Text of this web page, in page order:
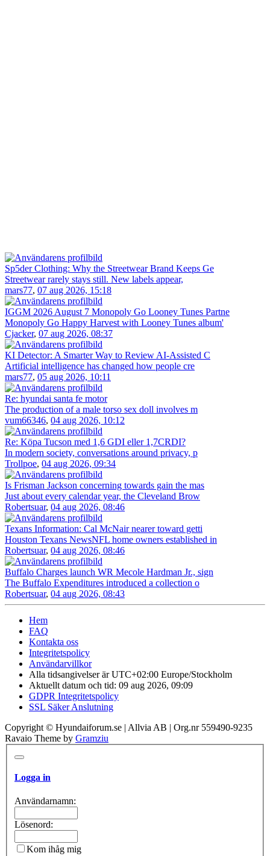
Sp5der Clothing: Why the Streetwear Brand Keeps Ge
Streetwear rarely stays still. New labels appear,
mars77, 07 aug 2026, 15:18
IGGM 2026 August 7 Monopoly Go Looney Tunes Partne
Monopoly Go Happy Harvest with Looney Tunes album'
Cjacker, 07 aug 2026, 08:37
KI Detector: A Smarter Way to Review AI-Assisted C
Artificial intelligence has changed how people cre
mars77, 05 aug 2026, 10:11
Re: hyundai santa fe motor
The production of a male torso sex doll involves m
vum66346, 04 aug 2026, 10:12
Re: Köpa Tucson med 1,6 GDI eller 1,7CRDI?
In modern society, conversations around privacy, p
Trollpoe, 04 aug 2026, 09:34
Is Frisman Jackson concerning towards gain the mas
Just about every calendar year, the Cleveland Brow
Robertsuar, 04 aug 2026, 08:46
Texans Information: Cal McNair nearer toward getti
Houston Texans NewsNFL home owners established in
Robertsuar, 04 aug 2026, 08:46
Buffalo Charges launch WR Mecole Hardman Jr., sign
The Buffalo Expenditures introduced a collection o
Robertsuar, 04 aug 2026, 08:43
Hem
FAQ
Kontakta oss
Integritetspolicy
Användarvillkor
Alla tidsangivelser är UTC+02:00 Europe/Stockholm
Aktuellt datum och tid: 09 aug 2026, 09:09
GDPR Integritetspolicy
SSL Säker Anslutning
Copyright © Hyundaiforum.se | Allvia AB | Org.nr 559490-9235
Ravaio Theme by Gramziu
Logga in
Användarnamn:
Lösenord:
Kom ihåg mig